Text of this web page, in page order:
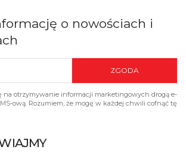
o nowościach i
na otrzymywanie informacji marketingowych drogą e-
ową. Rozumiem, że mogę w każdej chwili cofnąć tę